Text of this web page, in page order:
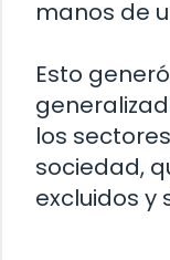
manos de
Esto
los
sociedad,
excluidos y